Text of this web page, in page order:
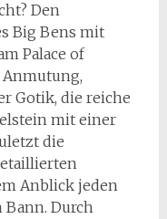
Den
Big Bens mit
Palace of
Gotik, die reiche
mit einer
die
Anblick jeden
Durch